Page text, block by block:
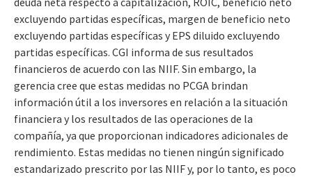
excluyendo partidas específicas, margen de beneficio neto
excluyendo partidas específicas y EPS diluido excluyendo
partidas específicas. CGI informa de sus resultados
financieros de acuerdo con las NIIF. Sin embargo, la
gerencia cree que estas medidas no PCGA brindan
información útil a los inversores en relación a la situación
financiera y los resultados de las operaciones de la
compañía, ya que proporcionan indicadores adicionales de
rendimiento. Estas medidas no tienen ningún significado
estandarizado prescrito por las NIIF y, por lo tanto, es poco